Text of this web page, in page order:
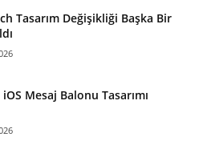
Tasarım Değişikliği Başka Bir
Mesaj Balonu Tasarımı